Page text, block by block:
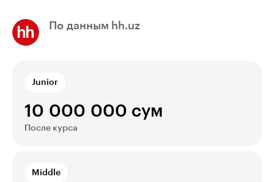
По данным hh.uz
10 000 000 сум
Junior
После курса
Middle